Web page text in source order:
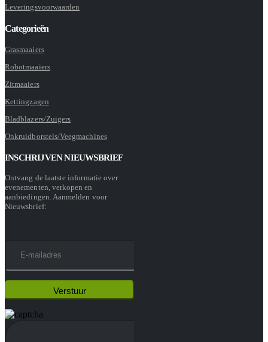
Leveringsvoorwaarden
Categorieën
Grasmaaiers
Robotmaaiers
Zitmaaiers
Kettingzagen
Bladblazers/Zuigers
Onkruidborstels/Veegmachines
INSCHRIJVEN NIEUWSBRIEF
Ontvang de laatste informatie over
evenementen, verkopen en
aanbiedingen. Aanmelden voor
Nieuwsbrief: